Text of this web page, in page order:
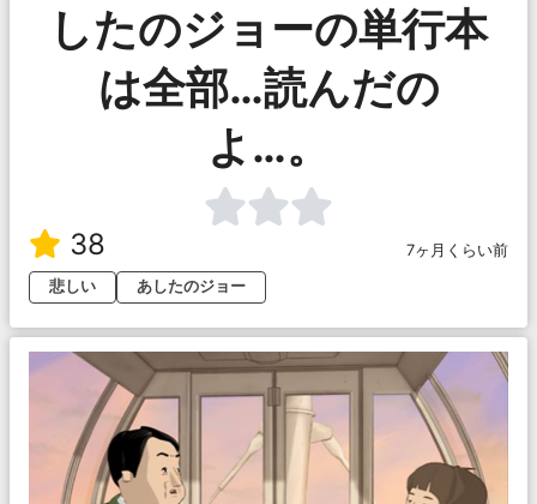
したのジョーの単行本
は全部…読んだの
よ…。
38
7ヶ月くらい前
悲しい
あしたのジョー